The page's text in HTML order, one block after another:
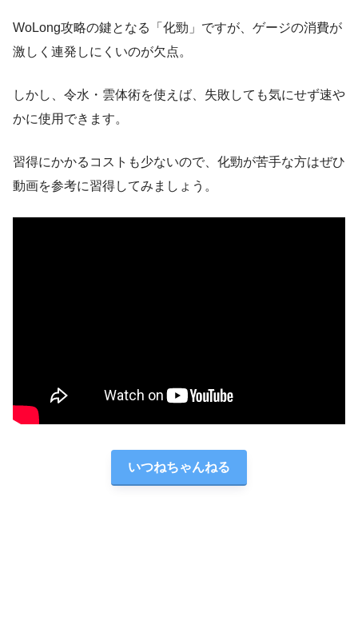
WoLong攻略の鍵となる「化勁」ですが、ゲージの消費が
激しく連発しにくいのが欠点。
しかし、令水・雲体術を使えば、失敗しても気にせず速や
かに使用できます。
習得にかかるコストも少ないので、化勁が苦手な方はぜひ
動画を参考に習得してみましょう。
いつねちゃんねる